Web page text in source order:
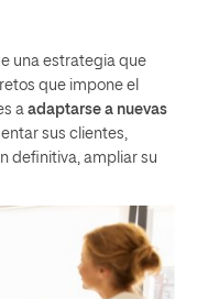
una estrategia que
que impone el
a adaptarse a nuevas
sus clientes,
definitiva, ampliar su